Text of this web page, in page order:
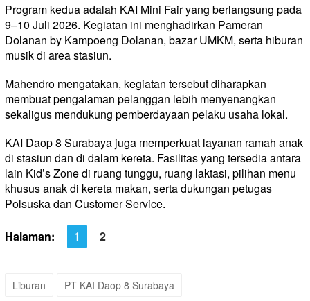
Program kedua adalah KAI Mini Fair yang berlangsung pada
9–10 Juli 2026. Kegiatan ini menghadirkan Pameran
Dolanan by Kampoeng Dolanan, bazar UMKM, serta hiburan
musik di area stasiun.
Mahendro mengatakan, kegiatan tersebut diharapkan
membuat pengalaman pelanggan lebih menyenangkan
sekaligus mendukung pemberdayaan pelaku usaha lokal.
KAI Daop 8 Surabaya juga memperkuat layanan ramah anak
di stasiun dan di dalam kereta. Fasilitas yang tersedia antara
lain Kid’s Zone di ruang tunggu, ruang laktasi, pilihan menu
khusus anak di kereta makan, serta dukungan petugas
Polsuska dan Customer Service.
Halaman: 1 2
Liburan PT KAI Daop 8 Surabaya